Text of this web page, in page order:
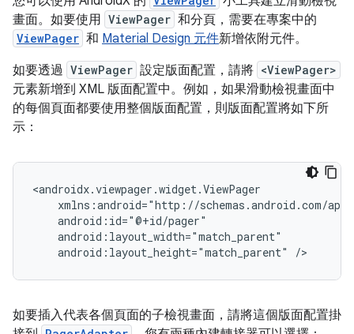
畫面。如要使用 ViewPager 和分頁，需要在專案中的
ViewPager 和 Material Design 元件新增依附元件。
如要透過 ViewPager 設定版面配置，請將 <ViewPager>
元素新增到 XML 版面配置中。例如，如果滑動檢視畫面中
的每個頁面都要使用整個版面配置，則版面配置將如下所
示：
android:layout_height="match_parent"
如要插入代表各個頁面的子檢視畫面，請將這個版面配置掛